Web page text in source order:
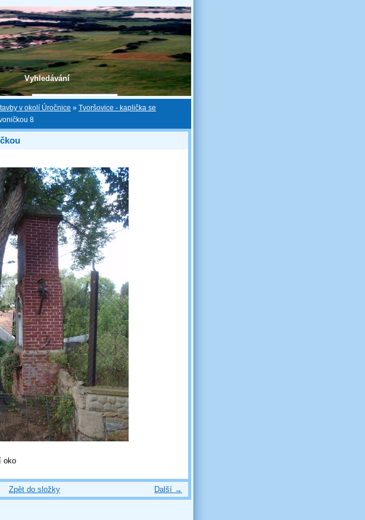
Vyhledávání
v okolí Úročnice » Tvoršovice - kaplička se
8
oko
Další →
Zpět do složky